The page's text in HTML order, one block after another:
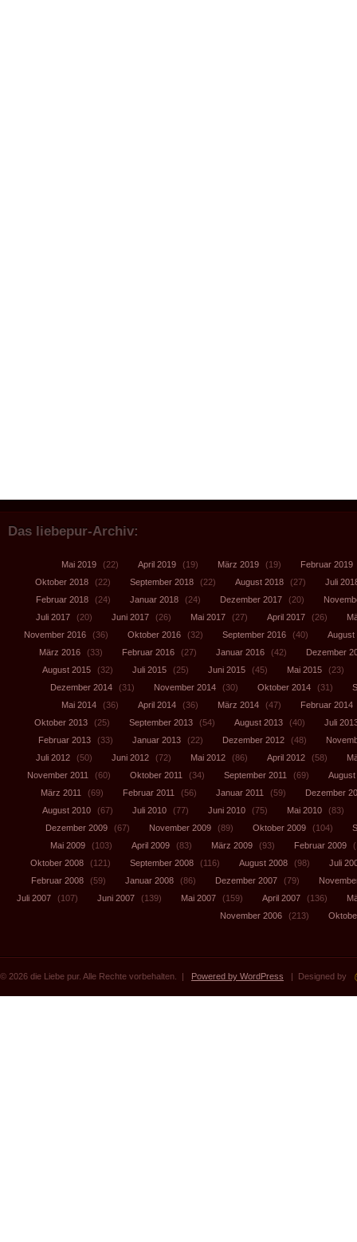
Das liebepur-Archiv:
Mai 2019 (22) April 2019 (19) März 2019 (19) Februar 2019
Oktober 2018
(22) September 2018 (22) August 2018 (27)
Juli
Februar 2018
(24) Januar 2018 (24) Dezember 2017 (20)
Juli 2017
(20) Juni 2017 (26) Mai 2017 (27) April 2017 (26)
November 2016
(36) Oktober 2016 (32) September 2016 (40)
August
März 2016
(33) Februar 2016 (27) Januar 2016 (42)
Dezember
August 2015
(32) Juli 2015 (25) Juni 2015 (45) Mai 2015
(23)
Dezember 2014
(31) November 2014 (30) Oktober 2014 (31)
Mai 2014
(36) April 2014 (36) März 2014 (47) Februar 2014
Oktober 2013
(25) September 2013 (54) August 2013 (40)
Juli
Februar 2013
(33) Januar 2013 (22) Dezember 2012 (48)
Juli 2012
(50) Juni 2012 (72) Mai 2012 (86) April 2012 (58)
November 2011
(60) Oktober 2011 (34) September 2011 (69)
August
März 2011
(69) Februar 2011 (56) Januar 2011 (59)
Dezember
August 2010
(67) Juli 2010 (77) Juni 2010 (75) Mai 2010
(83)
Dezember 2009
(67) November 2009 (89) Oktober 2009 (104)
Mai 2009
(103) April 2009 (83) März 2009 (93) Februar 2009
Oktober 2008
(121) September 2008 (116) August 2008 (98)
Juli
Februar 2008
(59) Januar 2008 (86) Dezember 2007 (79)
Juli 2007
(107) Juni 2007 (139) Mai 2007 (159) April 2007 (136)
November 2006
(213)
© 2026 die Liebe pur. Alle Rechte vorbehalten. | Powered by WordPress | Designed by